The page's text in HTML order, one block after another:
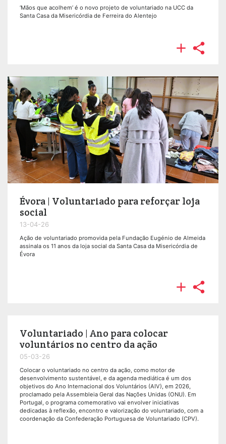
‘Mãos que acolhem’ é o novo projeto de voluntariado na UCC da
Santa Casa da Misericórdia de Ferreira do Alentejo
 
Évora | Voluntariado para reforçar loja
social
13-04-26
Ação de voluntariado promovida pela Fundação Eugénio de Almeida
assinala os 11 anos da loja social da Santa Casa da Misericórdia de
Évora
 
Voluntariado | Ano para colocar
voluntários no centro da ação
05-03-26
Colocar o voluntariado no centro da ação, como motor de
desenvolvimento sustentável, e da agenda mediática é um dos
objetivos do Ano Internacional dos Voluntários (AIV), em 2026,
proclamado pela Assembleia Geral das Nações Unidas (ONU). Em
Portugal, o programa comemorativo vai envolver iniciativas
dedicadas à reflexão, encontro e valorização do voluntariado, com a
coordenação da Confederação Portuguesa de Voluntariado (CPV).